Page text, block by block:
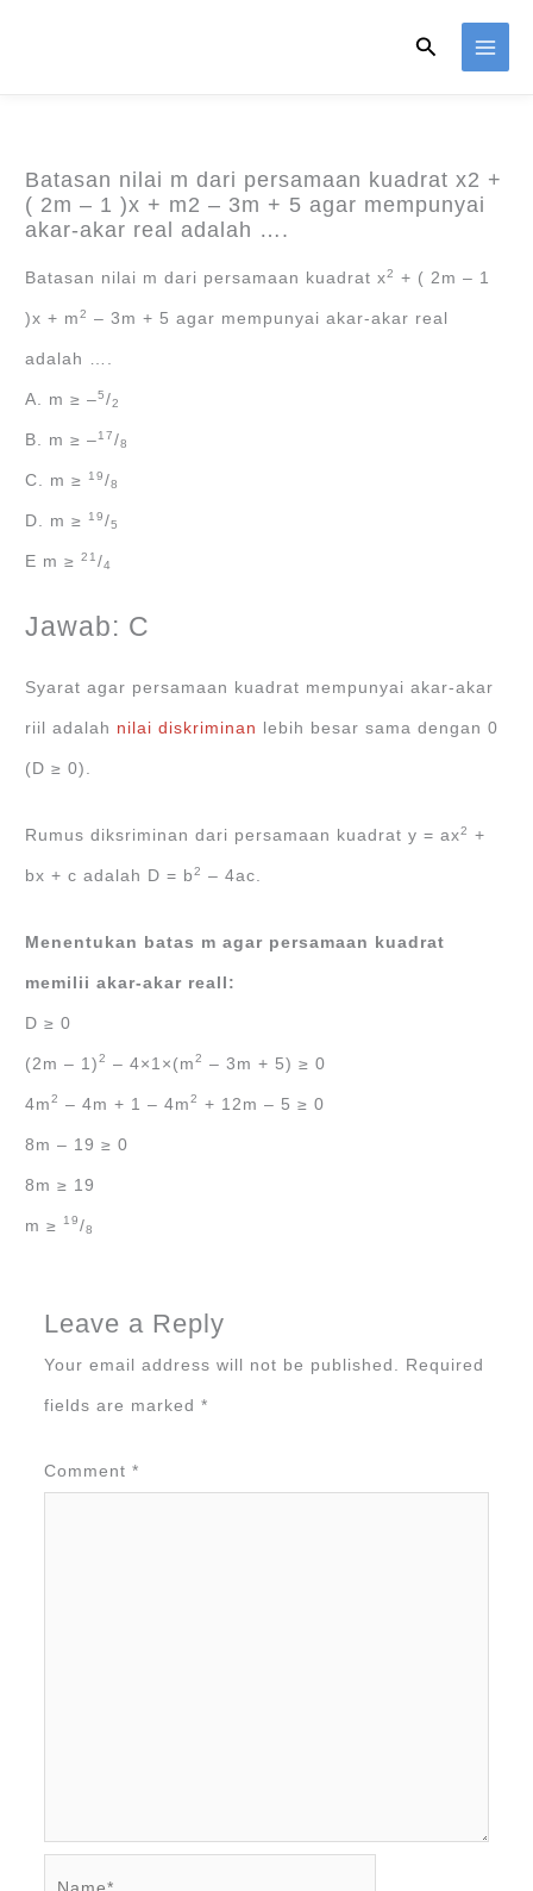
Search
Batasan nilai m dari persamaan kuadrat x2 +
( 2m – 1 )x + m2 – 3m + 5 agar mempunyai
akar-akar real adalah ….
Batasan nilai m dari persamaan kuadrat x2 + ( 2m – 1
)x + m2 – 3m + 5 agar mempunyai akar-akar real
adalah ….
A. m ≥ ‒5/2
B. m ≥ ‒17/8
C. m ≥ 19/8
D. m ≥ 19/5
E m ≥21 /4
Jawab: C
Syarat agar persamaan kuadrat mempunyai akar-akar
riil adalah nilai diskriminan lebih besar sama dengan 0
(D ≥ 0).
Rumus diksriminan dari persamaan kuadrat y = ax2 +
bx + c adalah D = b2 ‒ 4ac.
Menentukan batas m agar persamaan kuadrat
memilii akar-akar reall:
D ≥ 0
(2m ‒ 1)2 ‒ 4×1×(m2 ‒ 3m + 5) ≥ 0
4m2 ‒ 4m + 1 ‒ 4m2 + 12m ‒ 5 ≥ 0
8m ‒ 19 ≥ 0
8m ≥ 19
m ≥ 19/8
Leave a Reply
Your email address will not be published. Required
fields are marked *
Comment *